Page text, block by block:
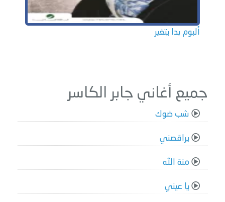
ألبوم بدا يتغير
جميع أغاني جابر الكاسر
شب ضوك
يراقصني
منة الله
يا عيني